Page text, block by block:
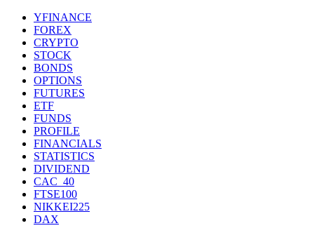
YFINANCE
FOREX
CRYPTO
STOCK
BONDS
OPTIONS
FUTURES
ETF
FUNDS
PROFILE
FINANCIALS
STATISTICS
DIVIDEND
CAC_40
FTSE100
NIKKEI225
DAX